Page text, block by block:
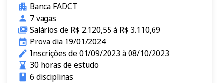
Banca FADCT
7 vagas
Salários de R$ 2.120,55 à R$ 3.110,69
Prova dia 19/01/2024
Inscrições de 01/09/2023 à 08/10/2023
30 horas de estudo
6 disciplinas